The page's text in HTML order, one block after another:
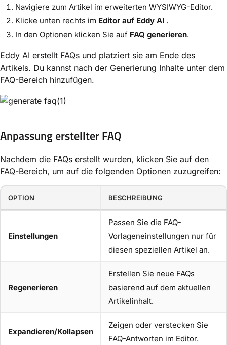
Navigiere zum Artikel im erweiterten WYSIWYG-Editor.
Klicke unten rechts im Editor auf Eddy AI .
In den Optionen klicken Sie auf FAQ generieren.
Eddy AI erstellt FAQs und platziert sie am Ende des
Artikels. Du kannst nach der Generierung Inhalte unter dem
FAQ-Bereich hinzufügen.
Anpassung erstellter FAQ
Nachdem die FAQs erstellt wurden, klicken Sie auf den
FAQ-Bereich, um auf die folgenden Optionen zuzugreifen:
OPTION BESCHREIBUNG
Einstellungen
Passen Sie die FAQ-
Vorlageneinstellungen nur für
diesen speziellen Artikel an.
Regenerieren
Erstellen Sie neue FAQs
basierend auf dem aktuellen
Artikelinhalt.
Expandieren/Kollapsen
Zeigen oder verstecken Sie
FAQ-Antworten im Editor.